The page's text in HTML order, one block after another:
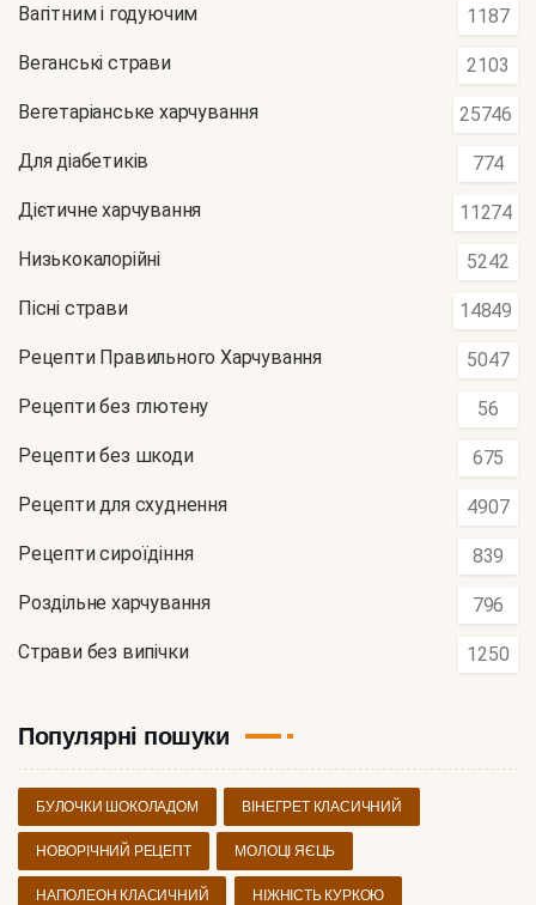
Вагітним і годуючим 1187
Веганські страви 2103
Вегетаріанське харчування 25746
Для діабетиків 774
Дієтичне харчування 11274
Низькокалорійні 5242
Пісні страви 14849
Рецепти Правильного Харчування 5047
Рецепти без глютену 56
Рецепти без шкоди 675
Рецепти для схуднення 4907
Рецепти сироїдіння 839
Роздільне харчування 796
Страви без випічки 1250
Популярні пошуки
БУЛОЧКИ ШОКОЛАДОМ ВІНЕГРЕТ КЛАСИЧНИЙ
НОВОРІЧНИЙ РЕЦЕПТ МОЛОЦІ ЯЄЦЬ
НАПОЛЕОН КЛАСИЧНИЙ НІЖНІСТЬ КУРКОЮ